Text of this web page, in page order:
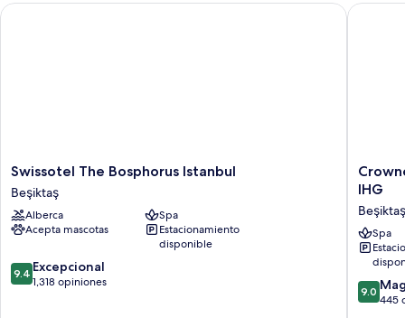
Swissotel
The
Bosphorus
Istanbul
Beşiktaş
Swissotel The Bosphorus Istanbul
Beşiktaş
Alberca
Spa
Acepta mascotas
Estacionamiento
disponible
9.4
de
9.4 Excepcional
1,318 opiniones
Swissotel The Bosphorus Istanbul
Crowne
Plaza
Ortakoy
by
IHG
Beşiktaş
IHG
Beşiktaş
Spa
9.0
de
9.0
445
Crowne